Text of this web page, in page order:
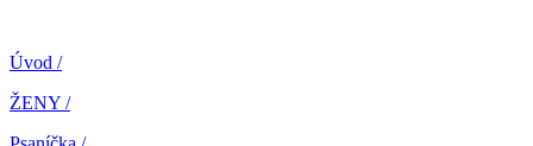
Úvod /
ŽENY /